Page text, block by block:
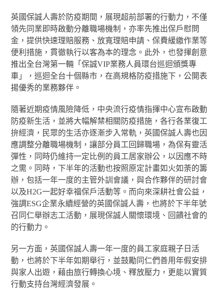
英國保誠人壽於防疫期間，展現超前部署的行動力，不僅
領先同業即時啟動分離職場機制，亦率先推出保戶慰問
金，提供快速理賠服務、放寬理賠申請、保費緩繳作業等
便利措施，貫徹執行以客為本的理念。此外，也發揮創意
推出全台灣第一輛「保誠VIP業務人員環台巡迴頒獎專
車」，巡迴全台十個縣市，在高規格防疫措施下，公開表
揚優秀的業務夥伴。
隨著近期疫情風險降低，中央流行疫情指揮中心宣布啟動
防疫新生活，並將大幅解禁相關防疫措施，各行各業復工
拚經濟，民眾的生活亦逐漸步入常軌，英國保誠人壽也因
應調整分離職場機制，讓部分員工回歸職場，為保有靈活
彈性，同時仍維持一定比例的員工居家辦公，以因應不時
之需。同時，下半年的活動也按照原定計畫如火如荼的籌
辦，包括一年一度的主管外訓會議，與合作夥伴的研討會
以及H2G一起好幸福保戶活動等。而向來深耕社會公益，
強調ESG企業永續經營的英國保誠人壽，也將於下半年號
召同仁舉辦志工活動，展現保誠人關懷環境、回饋社會的
的行動力。
另一方面，英國保誠人壽一年一度的員工家庭親子日活
動，也將於下半年如期舉行，並鼓勵同仁們善用年假安排
與家人出遊，藉由旅行轉換心境、釋放壓力，更能以實質
行動支持台灣經濟發展。